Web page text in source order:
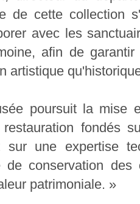
de cette collection
avec les
afin de
artistique
poursuit la mise
fondés
sur une expertise
de conservation
patrimoniale. »